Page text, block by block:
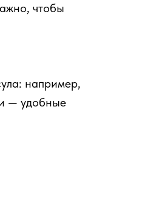
чтобы
например,
— удобные